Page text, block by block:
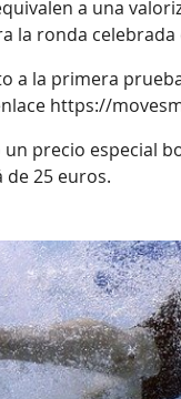
a una
la ronda
a la primera
https://
precio especial
25 euros.